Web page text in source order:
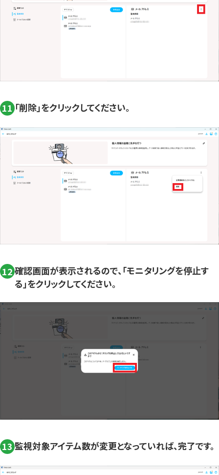
11 「削除」をクリックしてください。
12確認画面が表示されるので、「モニタリングを停止す
る」をクリックしてください。
13 監視対象アイテム数が変更となっていれば、完了です。